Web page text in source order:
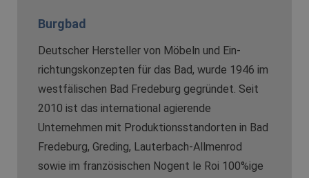
Burgbad
Deutscher Hersteller von Möbeln und Ein­
richtungskonzepten für das Bad, wurde 1946 im
westfälischen Bad Fredeburg gegründet. Seit
2010 ist das international agierende
Unternehmen mit Produktionsstandorten in Bad
Fredeburg, Greding, Lauterbach-Allmenrod
sowie im französischen Nogent le Roi 100%ige